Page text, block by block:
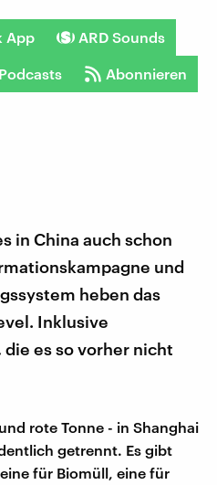
App ARD Sounds
Abonnieren
in China auch schon
und
heben das
Inklusive
es so vorher nicht
rote Tonne - in Shanghai
getrennt. Es gibt
für Biomüll, eine für